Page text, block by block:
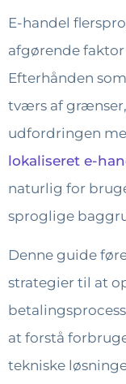
E-handel
afgørende
Efterhånden
tværs af
udfordringen
lokaliseret e-
naturlig for
sproglige
Denne guide
strategier til at
at forstå
tekniske